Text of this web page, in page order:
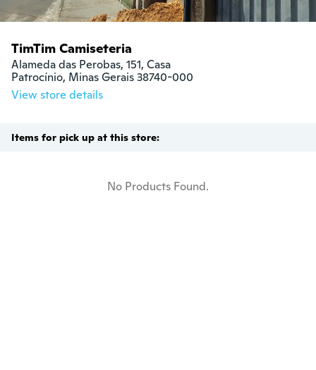
TimTim Camiseteria
Alameda das Perobas, 151, Casa
Patrocínio, Minas Gerais 38740-000
View store details
Items for pick up at this store:
No Products Found.